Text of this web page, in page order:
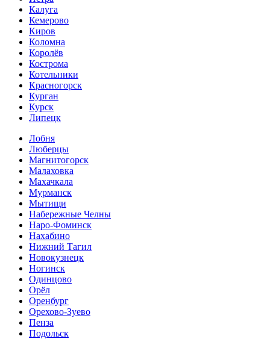
Калуга
Кемерово
Киров
Коломна
Королёв
Кострома
Котельники
Красногорск
Курган
Курск
Липецк
Лобня
Люберцы
Магнитогорск
Малаховка
Махачкала
Мурманск
Мытищи
Набережные Челны
Наро-Фоминск
Нахабино
Нижний Тагил
Новокузнецк
Ногинск
Одинцово
Орёл
Оренбург
Орехово-Зуево
Пенза
Подольск